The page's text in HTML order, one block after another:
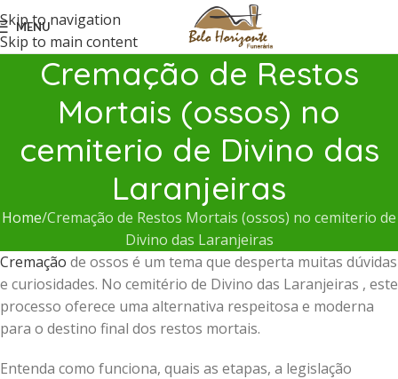
Skip to navigation
Skip to main content
MENU
Cremação de Restos
Mortais (ossos) no
cemiterio de Divino das
Laranjeiras
Home Cremação de Restos Mortais (ossos) no cemiterio de
Divino das Laranjeiras
Cremação de ossos é um tema que desperta muitas dúvidas
e curiosidades. No cemitério de Divino das Laranjeiras , este
processo oferece uma alternativa respeitosa e moderna
para o destino final dos restos mortais.
Entenda como funciona, quais as etapas, a legislação